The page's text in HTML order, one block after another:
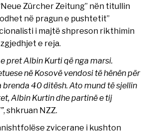
Zürcher Zeitung” nën titullin
në pragun e pushtetit”
i majtë shpreson rikthimin
e reja.
pret Albin Kurti që nga marsi.
në Kosovë vendosi të hënën për
brenda 40 ditësh. Ato mund të sjellin
Albin Kurtin dhe partinë e tij
, shkruan NZZ.
zvicerane i kushton